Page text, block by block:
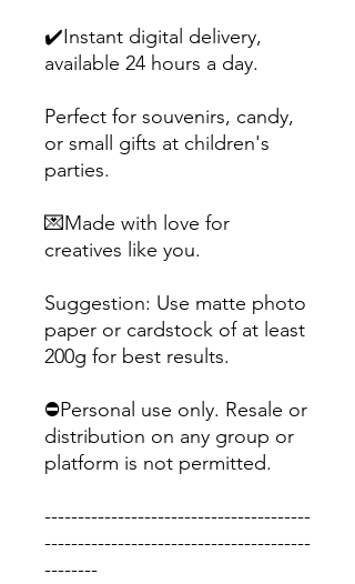
✔️Instant digital delivery,
available 24 hours a day.
Perfect for souvenirs, candy,
or small gifts at children's
parties.
💌Made with love for
creatives like you.
Suggestion: Use matte photo
paper or cardstock of at least
200g for best results.
⛔Personal use only. Resale or
distribution on any group or
platform is not permitted.
----------------------------------------
----------------------------------------
--------